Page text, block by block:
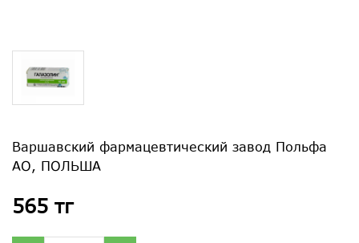
Варшавский фармацевтический завод Польфа
АО, ПОЛЬША
565 тг